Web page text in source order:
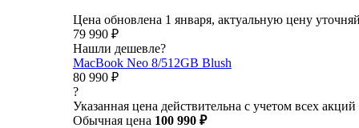
Цена обновлена 1 января, актуальную цену
79 990 ₽
Нашли дешевле?
MacBook Neo 8/512GB Blush
80 990 ₽
?
Указанная цена действительна с учетом всех акций
Обычная цена 100 990 ₽